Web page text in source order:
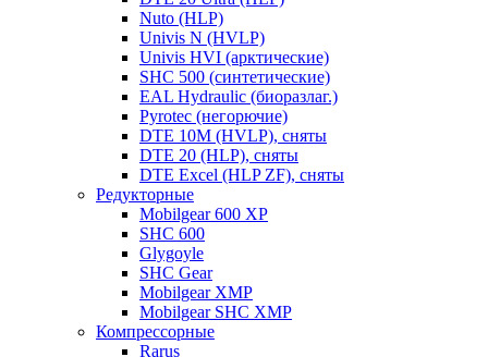
Nuto (HLP)
Univis N (HVLP)
Univis HVI (арктические)
SHC 500 (синтетические)
EAL Hydraulic (биоразлаг.)
Pyrotec (негорючие)
DTE 10M (HVLP), сняты
DTE 20 (HLP), сняты
DTE Excel (HLP ZF), сняты
Редукторные
Mobilgear 600 XP
SHC 600
Glygoyle
SHC Gear
Mobilgear XMP
Mobilgear SHC XMP
Компрессорные
Rarus